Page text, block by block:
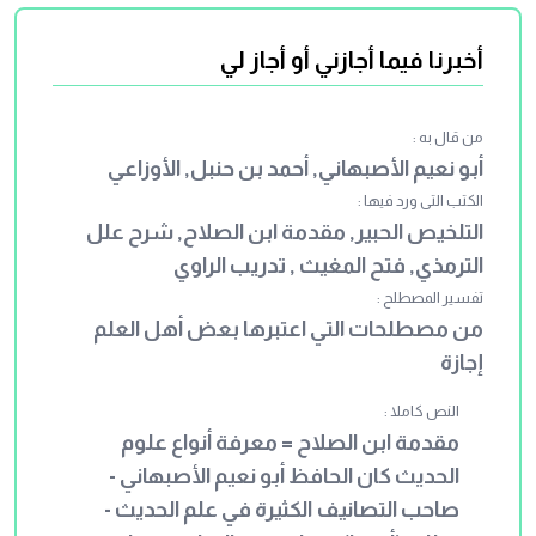
الشعر قراءة عليه، ومنع إطلاق حدثنا وأخبرنا
ابن المبارك ويحيى بن يحيى وأحمد والنسائي
وغيرهم وجوزوها طائفة. قيل: إن مذهب
والبخاري وجماعات من المحدثين ومعظم
الحجازيين والكوفيين، ومنهم من أجاز فيها
سمعت، ومنعت طائفة حدثنا وأجازت أخبرنا
وهو مذهب الشافعي وأصحابه ومسلم بن
الحجاج وجمهور أهل الشرق، وقيل أنه
مذهب أكثر المحدثين وروى عن ابن جريج
والأوزاعي وابن وهب، وروى عن النسائي
أيضاً وصار هو الشائع الغالب على أهل
الحديث.
أخبرنا فيما أجازني أو أجاز لي
من قال به :
أبو نعيم الأصبهاني, أحمد بن حنبل, الأوزاعي
الكتب التى ورد فيها :
التلخيص الحبير, مقدمة ابن الصلاح, شرح علل
الترمذي, فتح المغيث , تدريب الراوي
تفسير المصطلح :
من مصطلحات التي اعتبرها بعض أهل العلم
إجازة
النص كاملا :
مقدمة ابن الصلاح = معرفة أنواع علوم
الحديث كان الحافظ أبو نعيم الأصبهاني -
صاحب التصانيف الكثيرة في علم الحديث -